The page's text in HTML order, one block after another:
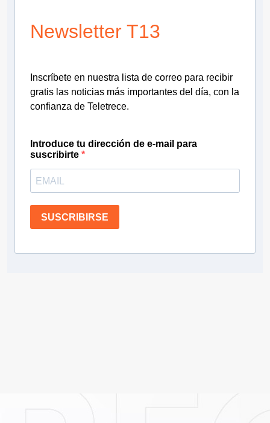
Newsletter T13
Inscríbete en nuestra lista de correo para recibir
gratis las noticias más importantes del día, con la
confianza de Teletrece.
Introduce tu dirección de e-mail para
suscribirte
SUSCRIBIRSE